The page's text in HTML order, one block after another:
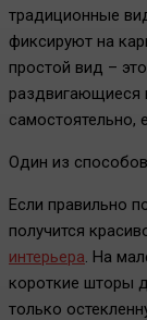
традиционные
фиксируют на
простой вид –
раздвигающиеся
самостоятельно,
Один из
Если правильно
получится
интерьера. На
короткие шторы
только